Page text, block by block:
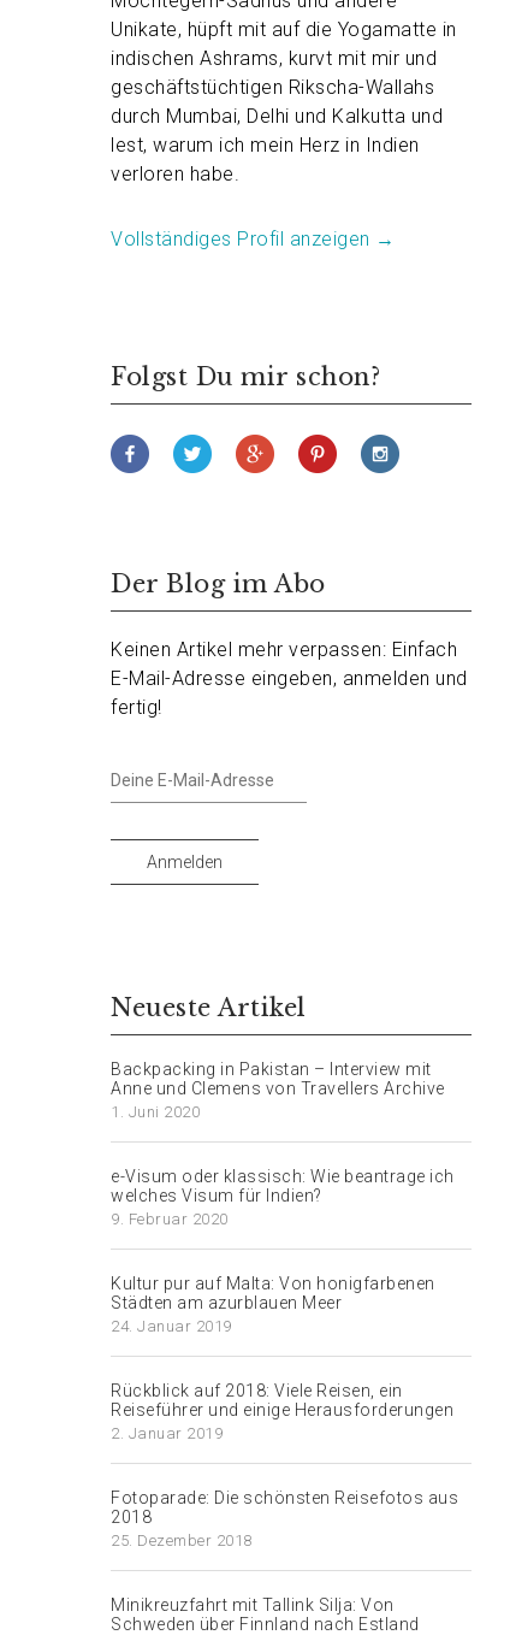
Unikate, hüpft mit auf die Yogamatte in
indischen Ashrams, kurvt mit mir und
geschäftstüchtigen Rikscha-Wallahs
durch Mumbai, Delhi und Kalkutta und
lest, warum ich mein Herz in Indien
verloren habe.
Vollständiges Profil anzeigen →
Folgst Du mir schon?
Der Blog im Abo
Keinen Artikel mehr verpassen: Einfach
E-Mail-Adresse eingeben, anmelden und
fertig!
Deine
E-
Adresse
Anmelden
Neueste Artikel
Backpacking in Pakistan – Interview mit
Anne und Clemens von Travellers Archive
1. Juni 2020
e-Visum oder klassisch: Wie beantrage ich
welches Visum für Indien?
9. Februar 2020
Kultur pur auf Malta: Von honigfarbenen
Städten am azurblauen Meer
24. Januar 2019
Rückblick auf 2018: Viele Reisen, ein
Reiseführer und einige Herausforderungen
2. Januar 2019
Fotoparade: Die schönsten Reisefotos aus
2018
25. Dezember 2018
Minikreuzfahrt mit Tallink Silja: Von
Schweden über Finnland nach Estland